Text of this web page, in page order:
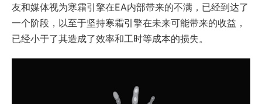
友和媒体视为寒霜引擎在EA内部带来的不满，已经到达了
一个阶段，以至于坚持寒霜引擎在未来可能带来的收益，
已经小于了其造成了效率和工时等成本的损失。